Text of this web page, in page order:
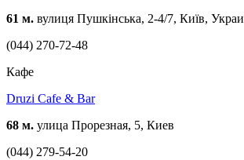
61 м. вулиця Пушкінська, 2-4/7, Київ,
(044) 270-72-48
Кафе
Druzi Cafe & Bar
68 м. улица Прорезная, 5, Киев
(044) 279-54-20